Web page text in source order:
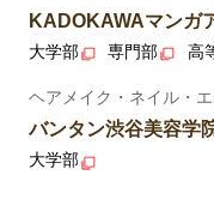
KADOKAWAマンガ
大学部 専門部 高
ヘアメイク・ネイル・
バンタン渋谷美容学
大学部